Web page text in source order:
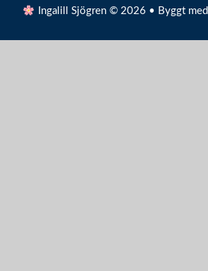
Ingalill Sjögren © 2026 • Byggt med